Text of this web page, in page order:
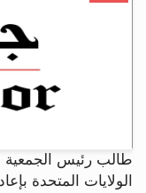
طالب رئيس الجمعية
الولايات المتحدة